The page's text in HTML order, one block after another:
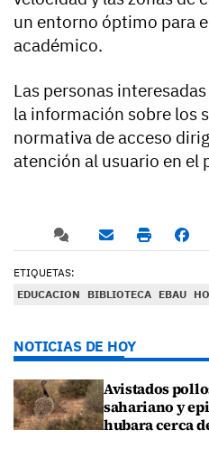
un entorno óptimo para
académico.
Las personas
la información sobre los
normativa de acceso
atención al usuario en el
ETIQUETAS:
EDUCACION
BIBLIOTECA EBAU
NOTICIAS DE HOY
Avistados
sahariano y
hubara cerca